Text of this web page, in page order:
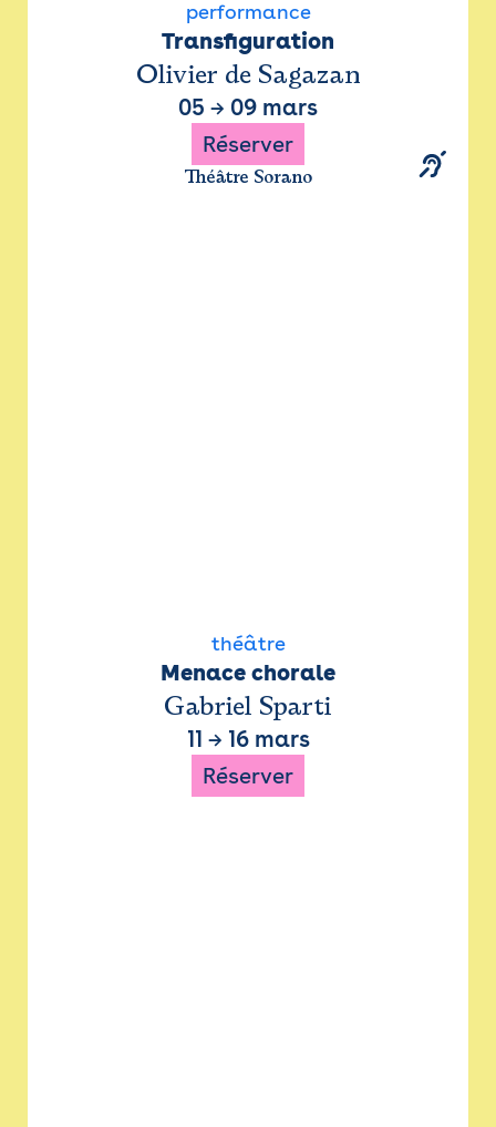
performance
Transfiguration
Olivier de Sagazan
05 → 09 mars
Réserver
Théâtre Sorano
théâtre
Menace chorale
Gabriel Sparti
11 → 16 mars
Réserver